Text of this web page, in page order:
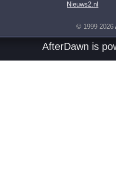
Nieuws2.nl
© 1999-2026
AfterDawn is